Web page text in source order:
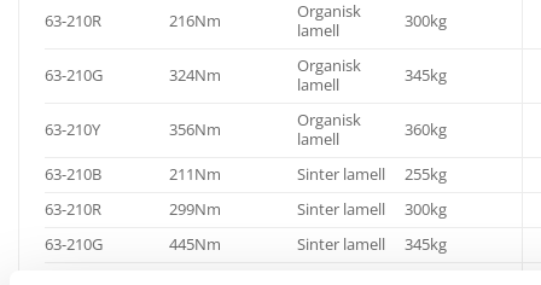
63-210R 216Nm
Organisk
lamell
300kg
63-210G 324Nm
Organisk
lamell
345kg
63-210Y 356Nm
Organisk
lamell
360kg
63-210B 211Nm Sinter lamell
255kg
63-210R
299Nm Sinter lamell
300kg
63-210G
445Nm Sinter lamell
345kg